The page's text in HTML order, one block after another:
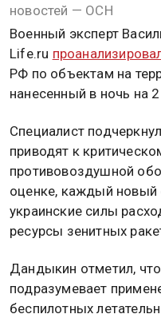
новостей — ОСН
Военный эксперт
Life.ru
РФ по объектам на
нанесенный в ночь на
Специалист
приводят к
противовоздушной
оценке, каждый новый
украинские силы
ресурсы зенитных
Дандыкин отметил,
подразумевает
беспилотных